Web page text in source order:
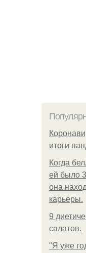
итоги
Когда
ей было
она
карьеры.
9
салатов.
"Я уже